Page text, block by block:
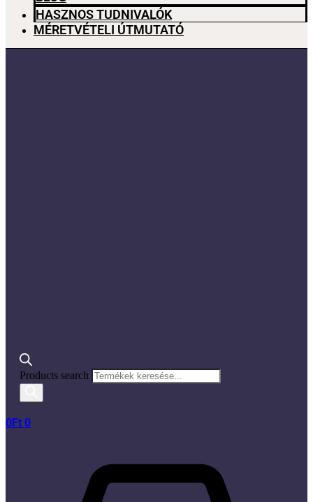
HASZNOS TUDNIVALÓK
MÉRETVÉTELI ÚTMUTATÓ
Products search
0Ft 0